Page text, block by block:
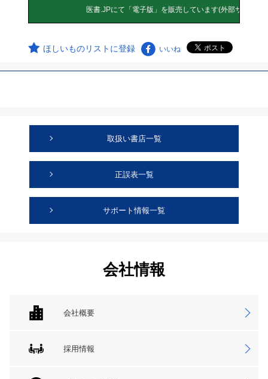
ほしいものリストに登録 いいね
取扱い書店一覧
正誤表一覧
サポート情報一覧
会社情報
会社概要
採用情報